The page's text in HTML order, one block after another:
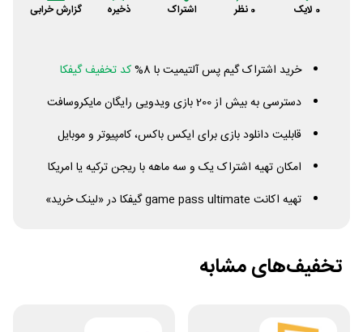
0 لایک 0 نظر اشتراک ذخیره گزارش خرابی
خرید اشتراک گیم پس آلتیمیت با 8%
کد تخفیف گیفکا
دسترسی به بیش از 200 بازی ویدویی رایگان مایکروسافت
قابلیت دانلود بازی برای ایکس باکس، کامپیوتر و موبایل
امکان تهیه اشتراک یک و سه ماهه با ریجن ترکیه یا امریکا
تهیه اکانت
game pass ultimate گیفکا در «لینک خرید»
تخفیف‌های مشابه